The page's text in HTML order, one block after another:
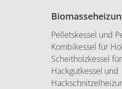
Pelletskessel und
Kombikessel für
Scheitholzkessel
Hackgutkessel und